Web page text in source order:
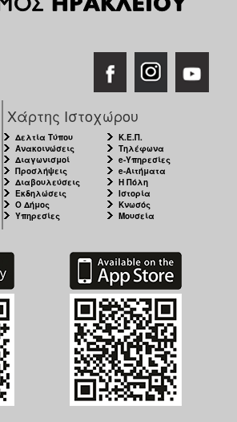
Χάρτης Ιστοχώρου
Δελτία Τύπου
Ανακοινώσεις
Διαγωνισμοί
Προσλήψεις
Διαβουλεύσεις
Εκδηλώσεις
Ο Δήμος
Υπηρεσίες
Κ.Ε.Π.
Τηλέφωνα
e-Υπηρεσίες
e-Αιτήματα
Η Πόλη
Ιστορία
Κνωσός
Μουσεία